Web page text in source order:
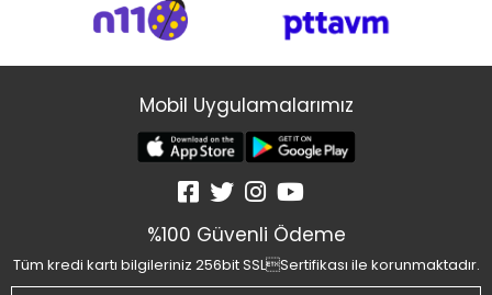
Mobil Uygulamalarımız
%100 Güvenli Ödeme
Tüm kredi kartı bilgileriniz 256bit SSLSertifikası ile korunmaktadır.